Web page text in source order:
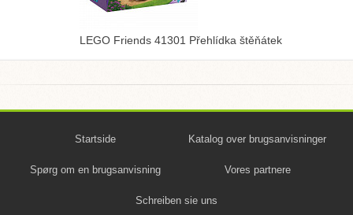
LEGO Friends 41301 Přehlídka štěňátek
Startside Katalog over brugsanvisninger
Spørg om en brugsanvisning Vores partnere
Schreiben sie uns